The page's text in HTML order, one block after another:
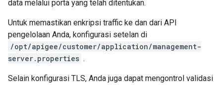
data melalui porta yang telah ditentukan.
Untuk memastikan enkripsi traffic ke dan dari API
pengelolaan Anda, konfigurasi setelan di
/opt/apigee/customer/application/management-
server.properties .
Selain konfigurasi TLS, Anda juga dapat mengontrol validasi